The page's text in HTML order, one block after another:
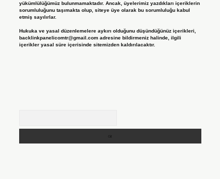
yükümlülüğümüz bulunmamaktadır. Ancak, üyelerimiz yazdıkları içeriklerin
sorumluluğunu taşımakta olup, siteye üye olarak bu sorumluluğu kabul
etmiş sayılırlar.
Hukuka ve yasal düzenlemelere aykırı olduğunu düşündüğünüz içerikleri,
backlinkpanelicomtr@gmail.comadresine bildirmeniz halinde, ilgili
içerikler yasal süre içerisinde sitemizden kaldırılacaktır.